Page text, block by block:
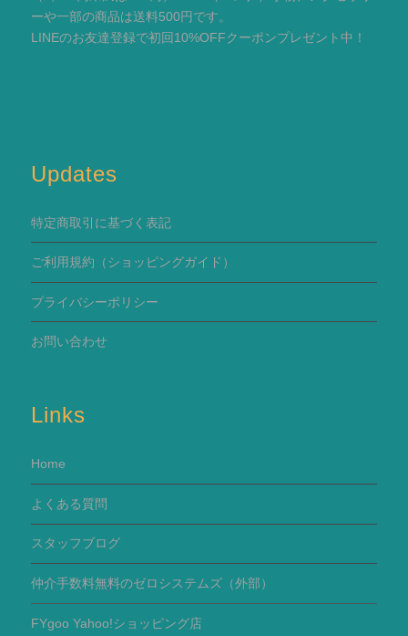
ーや一部の商品は送料500円です。
LINEのお友達登録で初回10%OFFクーポンプレゼント中！
Updates
特定商取引に基づく表記
ご利用規約 （ショッピングガイド）
プライバシーポリシー
お問い合わせ
Links
Home
よくある質問
スタッフブログ
仲介手数料無料のゼロシステムズ（外部）
FYgoo Yahoo!ショッピング店